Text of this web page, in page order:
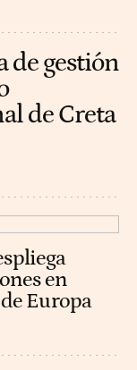
de gestión
de Creta
en
Europa